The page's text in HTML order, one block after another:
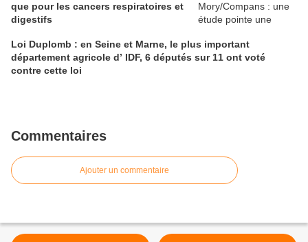
que pour les cancers respiratoires et
digestifs
Loi Duplomb : en Seine et Marne, le plus important
département agricole d’ IDF, 6 députés sur 11 ont voté
contre cette loi
Commentaires
Ajouter un commentaire